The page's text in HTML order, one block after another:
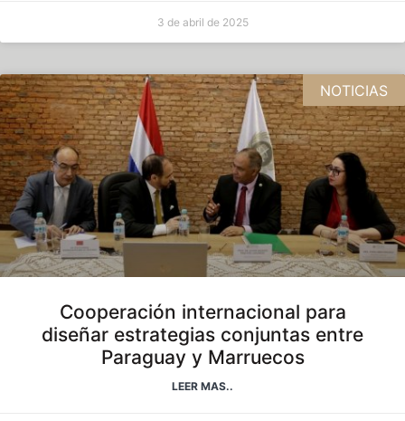
3 de abril de 2025
NOTICIAS
Cooperación internacional para
diseñar estrategias conjuntas entre
Paraguay y Marruecos
LEER MAS..